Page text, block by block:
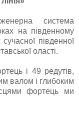
система
на південному
південної
оласті.
і 49 редутів,
валом і глибоким
фортець ми